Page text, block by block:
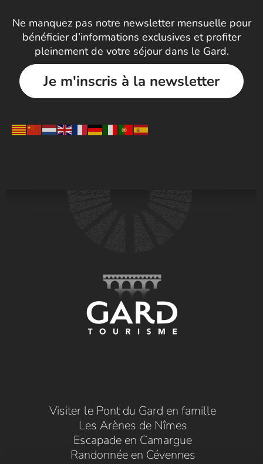
Ne manquez pas notre newsletter mensuelle pour
bénéficier d’informations exclusives et profiter
pleinement de votre séjour dans le Gard.
Je m'inscris à la newsletter
Visiter le Pont du Gard en famille
Les Arènes de Nîmes
Escapade en Camargue
Randonnée en Cévennes